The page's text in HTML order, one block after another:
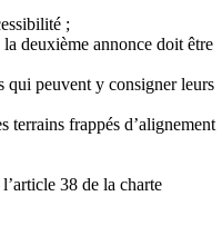
;
deuxième annonce doit être
qui peuvent y consigner leurs
terrains frappés d’alignement
38 de la charte